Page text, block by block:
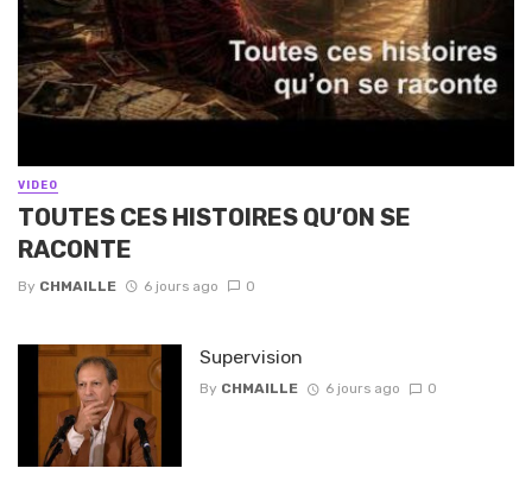
VIDEO
TOUTES CES HISTOIRES QU’ON SE
RACONTE
By CHMAILLE 6 jours ago 0
Supervision
By CHMAILLE 6 jours ago 0